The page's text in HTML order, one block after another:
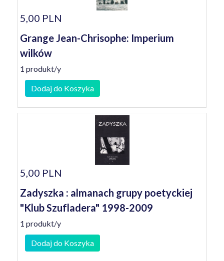
5,00 PLN
Grange Jean-Chrisophe: Imperium
wilków
1 produkt/y
Dodaj do Koszyka
5,00 PLN
Zadyszka : almanach grupy poetyckiej
"Klub Szufladera" 1998-2009
1 produkt/y
Dodaj do Koszyka